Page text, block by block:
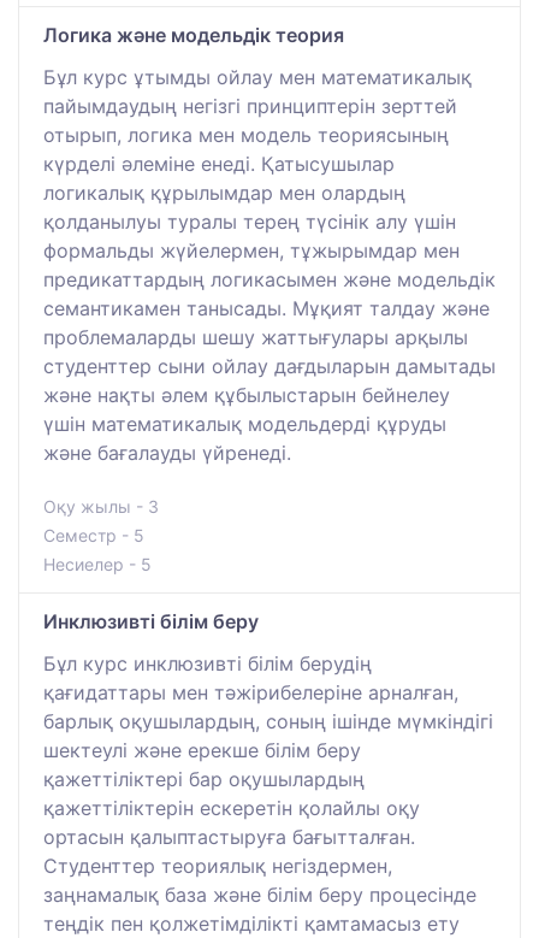
Логика және модельдік теория
Бұл курс ұтымды ойлау мен математикалық
пайымдаудың негізгі принциптерін зерттей
отырып, логика мен модель теориясының
күрделі әлеміне енеді. Қатысушылар
логикалық құрылымдар мен олардың
қолданылуы туралы терең түсінік алу үшін
формальды жүйелермен, тұжырымдар мен
предикаттардың логикасымен және модельдік
семантикамен танысады. Мұқият талдау және
проблемаларды шешу жаттығулары арқылы
студенттер сыни ойлау дағдыларын дамытады
және нақты әлем құбылыстарын бейнелеу
үшін математикалық модельдерді құруды
және бағалауды үйренеді.
Оқу жылы - 3
Семестр - 5
Несиелер - 5
Инклюзивті білім беру
Бұл курс инклюзивті білім берудің
қағидаттары мен тәжірибелеріне арналған,
барлық оқушылардың, соның ішінде мүмкіндігі
шектеулі және ерекше білім беру
қажеттіліктері бар оқушылардың
қажеттіліктерін ескеретін қолайлы оқу
ортасын қалыптастыруға бағытталған.
Студенттер теориялық негіздермен,
заңнамалық база және білім беру процесінде
теңдік пен қолжетімділікті қамтамасыз ету